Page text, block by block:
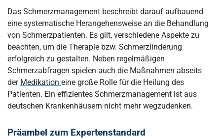
Das Schmerzmanagement beschreibt darauf aufbauend
eine systematische Herangehensweise an die Behandlung
von Schmerzpatienten. Es gilt, verschiedene Aspekte zu
beachten, um die Therapie bzw. Schmerzlinderung
erfolgreich zu gestalten. Neben regelmäßigen
Schmerzabfragen spielen auch die Maßnahmen abseits
der Medikation eine große Rolle für die Heilung des
Patienten. Ein effizientes Schmerzmanagement ist aus
deutschen Krankenhäusern nicht mehr wegzudenken.
Präambel zum Expertenstandard